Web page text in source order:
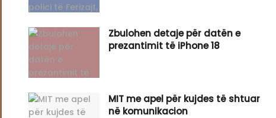
Zbulohen detaje për datën e
prezantimit të iPhone 18
MIT me apel për kujdes të shtuar
në komunikacion